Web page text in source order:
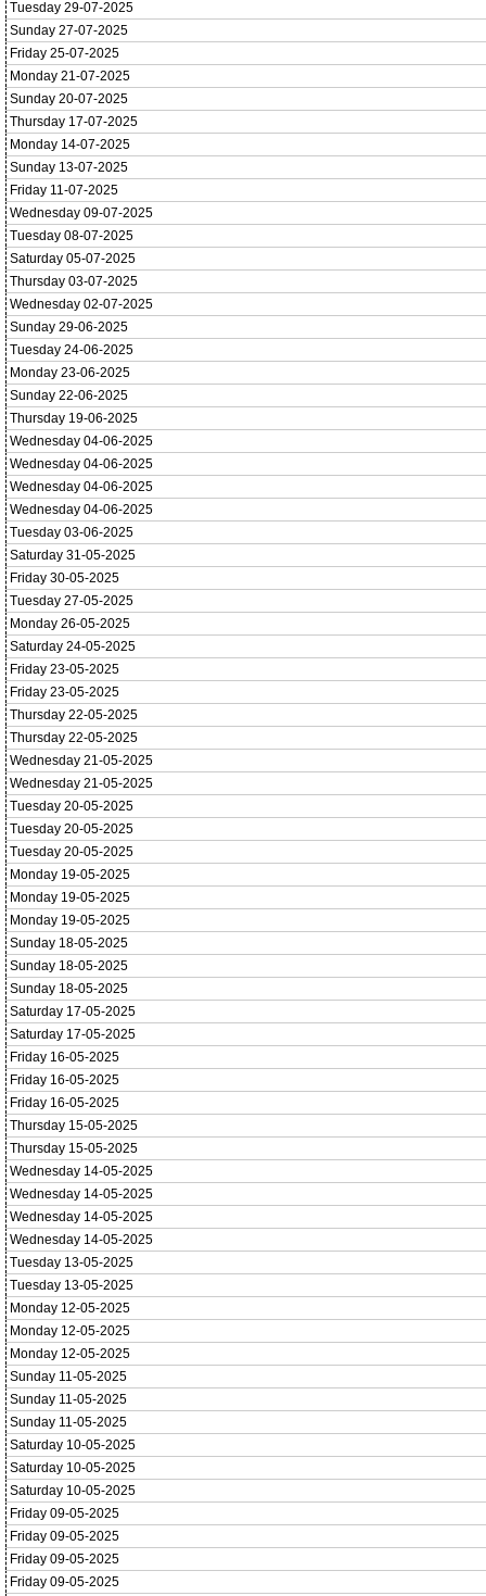
Tuesday 29-07-2025
Sunday 27-07-2025
Friday 25-07-2025
Monday 21-07-2025
Sunday 20-07-2025
Thursday 17-07-2025
Monday 14-07-2025
Sunday 13-07-2025
Friday 11-07-2025
Wednesday 09-07-2025
Tuesday 08-07-2025
Saturday 05-07-2025
Thursday 03-07-2025
Wednesday 02-07-2025
Sunday 29-06-2025
Tuesday 24-06-2025
Monday 23-06-2025
Sunday 22-06-2025
Thursday 19-06-2025
Wednesday 04-06-2025
Wednesday 04-06-2025
Wednesday 04-06-2025
Wednesday 04-06-2025
Tuesday 03-06-2025
Saturday 31-05-2025
Friday 30-05-2025
Tuesday 27-05-2025
Monday 26-05-2025
Saturday 24-05-2025
Friday 23-05-2025
Friday 23-05-2025
Thursday 22-05-2025
Thursday 22-05-2025
Wednesday 21-05-2025
Wednesday 21-05-2025
Tuesday 20-05-2025
Tuesday 20-05-2025
Tuesday 20-05-2025
Monday 19-05-2025
Monday 19-05-2025
Monday 19-05-2025
Sunday 18-05-2025
Sunday 18-05-2025
Sunday 18-05-2025
Saturday 17-05-2025
Saturday 17-05-2025
Friday 16-05-2025
Friday 16-05-2025
Friday 16-05-2025
Thursday 15-05-2025
Thursday 15-05-2025
Wednesday 14-05-2025
Wednesday 14-05-2025
Wednesday 14-05-2025
Wednesday 14-05-2025
Tuesday 13-05-2025
Tuesday 13-05-2025
Monday 12-05-2025
Monday 12-05-2025
Monday 12-05-2025
Sunday 11-05-2025
Sunday 11-05-2025
Sunday 11-05-2025
Saturday 10-05-2025
Saturday 10-05-2025
Saturday 10-05-2025
Friday 09-05-2025
Friday 09-05-2025
Friday 09-05-2025
Friday 09-05-2025